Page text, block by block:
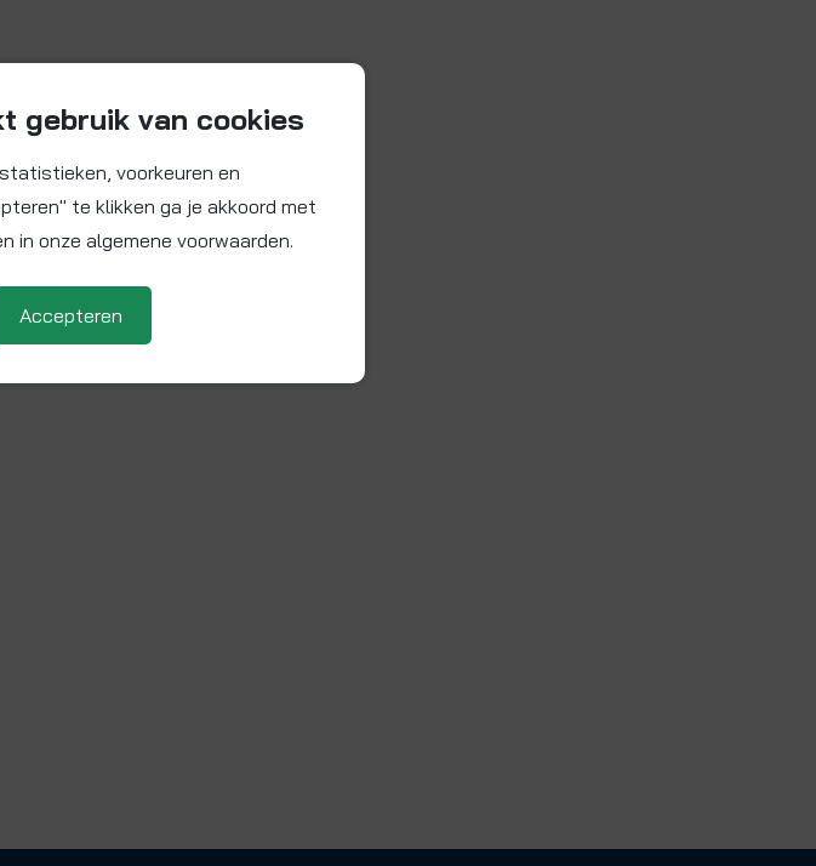
gebruik van cookies
voorkeuren en
te klikken ga je akkoord met
in onze algemene voorwaarden.
Accepteren